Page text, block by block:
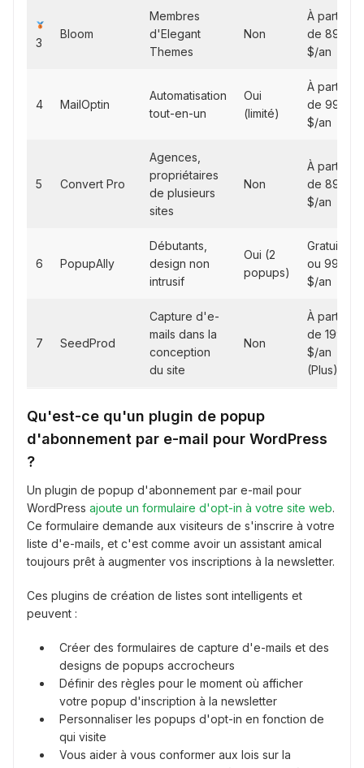
3
Bloom
Membres
d'Elegant
Themes
Non
À partir
de 89
$/an
4 MailOptin
Automatisation
tout-en-un
Oui
(limité)
À partir
de 99
$/an
5 Convert Pro
Agences,
propriétaires
de plusieurs
sites
Non
À partir
de 89
$/an
6 PopupAlly
Débutants,
design non
intrusif
Oui (2
popups)
Gratuit
ou 99
$/an
7 SeedProd
Capture d'e-
mails dans la
conception
du site
Non
À partir
de 199
$/an
(Plus)
Qu'est-ce qu'un plugin de popup
d'abonnement par e-mail pour WordPress
?
Un plugin de popup d'abonnement par e-mail pour
WordPress ajoute un formulaire d'opt-in à votre site web.
Ce formulaire demande aux visiteurs de s'inscrire à votre
liste d'e-mails, et c'est comme avoir un assistant amical
toujours prêt à augmenter vos inscriptions à la newsletter.
Ces plugins de création de listes sont intelligents et
peuvent :
Créer des formulaires de capture d'e-mails et des
designs de popups accrocheurs
Définir des règles pour le moment où afficher
votre popup d'inscription à la newsletter
Personnaliser les popups d'opt-in en fonction de
qui visite
Vous aider à vous conformer aux lois sur la